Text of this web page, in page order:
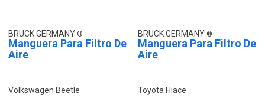
BRUCK GERMANY
Manguera Para Filtro De
Aire
Volkswagen Beetle
BRUCK GERMANY
Manguera Para Filtro De
Aire
Toyota Hiace